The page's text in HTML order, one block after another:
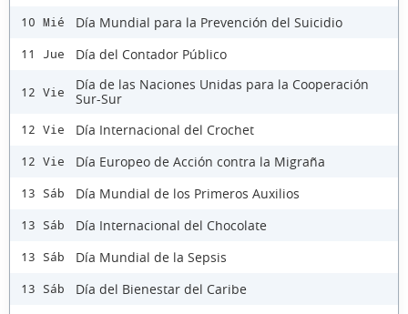
10 Mié Día Mundial para la Prevención del Suicidio
11 Jue Día del Contador Público
12 Vie
Día de las Naciones Unidas para la Cooperación
Sur-Sur
12 Vie Día Internacional del Crochet
12 Vie Día Europeo de Acción contra la Migraña
13 Sáb Día Mundial de los Primeros Auxilios
13 Sáb Día Internacional del Chocolate
13 Sáb Día Mundial de la Sepsis
13 Sáb
Día del Bienestar del Caribe